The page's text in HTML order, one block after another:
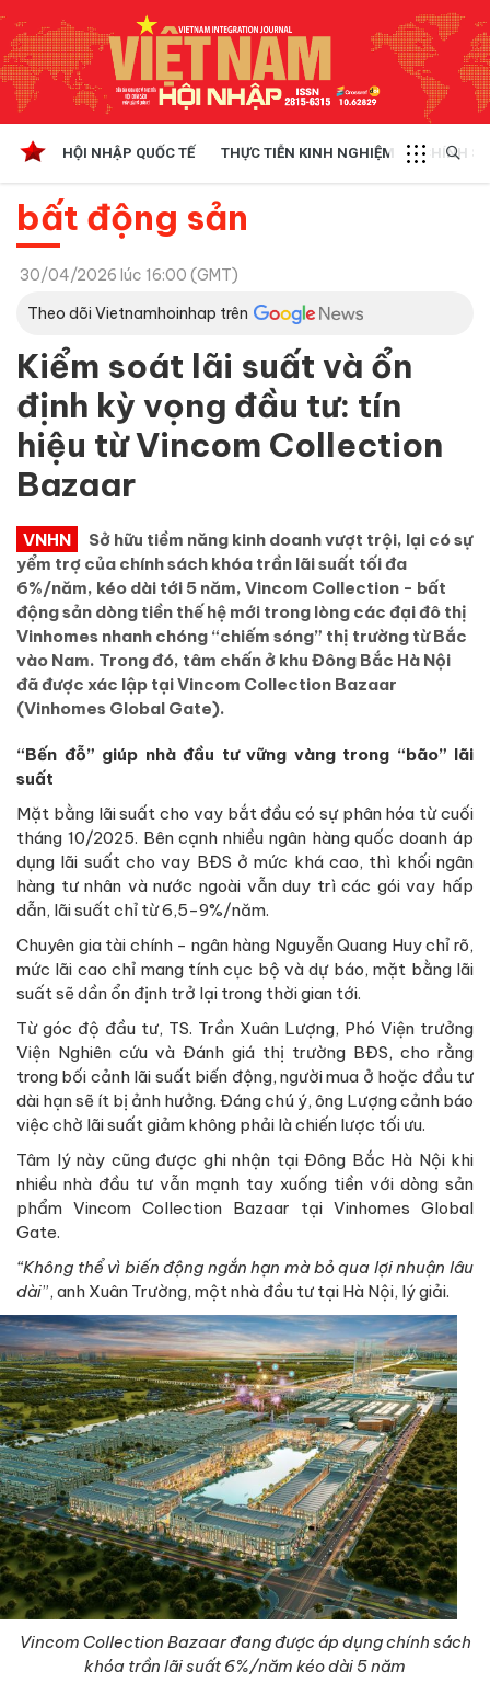
HỘI NHẬP QUỐC TẾ THỰC TIỄN KINH NGHIỆM CHÍNH
bất động sản
30/04/2026 lúc 16:00 (GMT)
Theo dõi Vietnamhoinhap trên
Kiểm soát lãi suất và ổn
định kỳ vọng đầu tư: tín
hiệu từ Vincom Collection
Bazaar
VNHN
Sở hữu tiềm năng kinh doanh vượt trội, lại có sự
yểm trợ của chính sách khóa trần lãi suất tối đa
6%/năm, kéo dài tới 5 năm, Vincom Collection - bất
động sản dòng tiền thế hệ mới trong lòng các đại đô thị
Vinhomes nhanh chóng “chiếm sóng” thị trường từ Bắc
vào Nam. Trong đó, tâm chấn ở khu Đông Bắc Hà Nội
đã được xác lập tại Vincom Collection Bazaar
(Vinhomes Global Gate).
“Bến đỗ” giúp nhà đầu tư vững vàng trong “bão” lãi
suất
Mặt bằng lãi suất cho vay bắt đầu có sự phân hóa từ cuối
tháng 10/2025. Bên cạnh nhiều ngân hàng quốc doanh áp
dụng lãi suất cho vay BĐS ở mức khá cao, thì khối ngân
hàng tư nhân và nước ngoài vẫn duy trì các gói vay hấp
dẫn, lãi suất chỉ từ 6,5-9%/năm.
Chuyên gia tài chính - ngân hàng Nguyễn Quang Huy chỉ rõ,
mức lãi cao chỉ mang tính cục bộ và dự báo, mặt bằng lãi
suất sẽ dần ổn định trở lại trong thời gian tới.
Từ góc độ đầu tư, TS. Trần Xuân Lượng, Phó Viện trưởng
Viện Nghiên cứu và Đánh giá thị trường BĐS, cho rằng
trong bối cảnh lãi suất biến động, người mua ở hoặc đầu tư
dài hạn sẽ ít bị ảnh hưởng. Đáng chú ý, ông Lượng cảnh báo
việc chờ lãi suất giảm không phải là chiến lược tối ưu.
Tâm lý này cũng được ghi nhận tại Đông Bắc Hà Nội khi
nhiều nhà đầu tư vẫn mạnh tay xuống tiền với dòng sản
phẩm Vincom Collection Bazaar tại Vinhomes Global
Gate.
“Không thể vì biến động ngắn hạn mà bỏ qua lợi nhuận lâu
dài”, anh Xuân Trường, một nhà đầu tư tại Hà Nội, lý giải.
Vincom Collection Bazaar đang được áp dụng chính sách
khóa trần lãi suất 6%/năm kéo dài 5 năm